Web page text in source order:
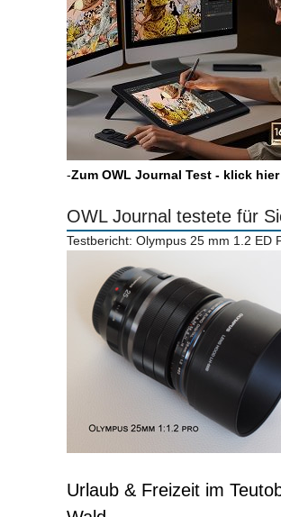
-Zum OWL Journal Test - klick hier
OWL Journal testete für
Testbericht: Olympus 25 mm 1.2 ED
Urlaub & Freizeit im